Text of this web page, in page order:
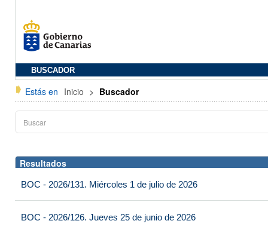
BUSCADOR
Estás en Inicio > Buscador
Resultados
BOC - 2026/131. Miércoles 1 de julio de 2026
BOC - 2026/126. Jueves 25 de junio de 2026